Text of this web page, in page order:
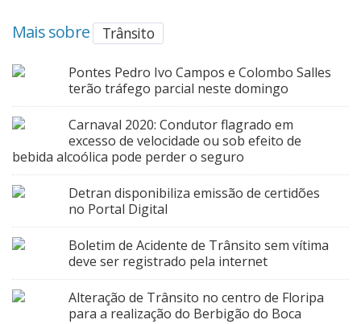
Mais sobre Trânsito
Pontes Pedro Ivo Campos e Colombo Salles
terão tráfego parcial neste domingo
Carnaval 2020: Condutor flagrado em
excesso de velocidade ou sob efeito de
bebida alcoólica pode perder o seguro
Detran disponibiliza emissão de certidões
no Portal Digital
Boletim de Acidente de Trânsito sem vítima
deve ser registrado pela internet
Alteração de Trânsito no centro de Floripa
para a realização do Berbigão do Boca